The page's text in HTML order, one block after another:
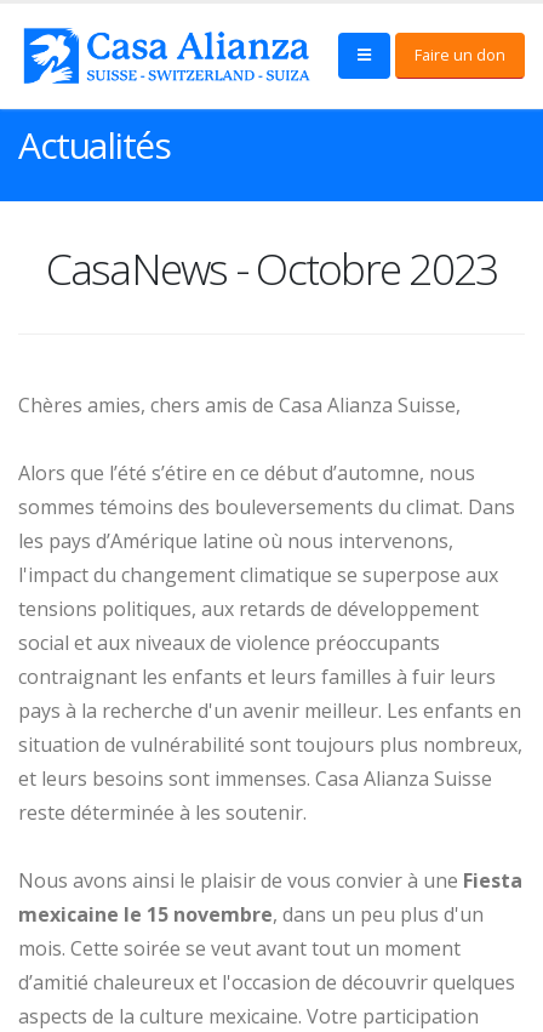
Faire un don
Actualités
CasaNews - Octobre 2023
Chères amies, chers amis de Casa Alianza Suisse,
Alors que l’été s’étire en ce début d’automne, nous
sommes témoins des bouleversements du climat. Dans
les pays d’Amérique latine où nous intervenons,
l'impact du changement climatique se superpose aux
tensions politiques, aux retards de développement
social et aux niveaux de violence préoccupants
contraignant les enfants et leurs familles à fuir leurs
pays à la recherche d'un avenir meilleur. Les enfants en
situation de vulnérabilité sont toujours plus nombreux,
et leurs besoins sont immenses. Casa Alianza Suisse
reste déterminée à les soutenir.
Nous avons ainsi le plaisir de vous convier à une Fiesta
mexicaine le 15 novembre, dans un peu plus d'un
mois. Cette soirée se veut avant tout un moment
d’amitié chaleureux et l'occasion de découvrir quelques
aspects de la culture mexicaine. Votre participation